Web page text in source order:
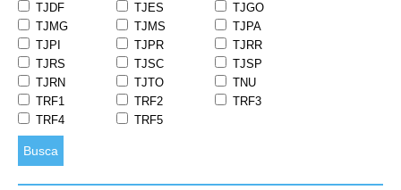
TJDF
TJES
TJGO
TJMG
TJMS
TJPA
TJPI
TJPR
TJRR
TJRS
TJSC
TJSP
TJRN
TJTO
TNU
TRF1
TRF2
TRF3
TRF4
TRF5
Busca